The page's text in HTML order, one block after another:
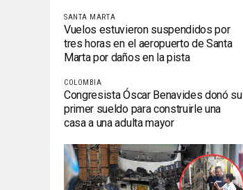
SANTA MARTA
Vuelos estuvieron suspendidos por
tres horas en el aeropuerto de Santa
Marta por daños en la pista
COLOMBIA
Congresista Óscar Benavides donó su
primer sueldo para construirle una
casa a una adulta mayor